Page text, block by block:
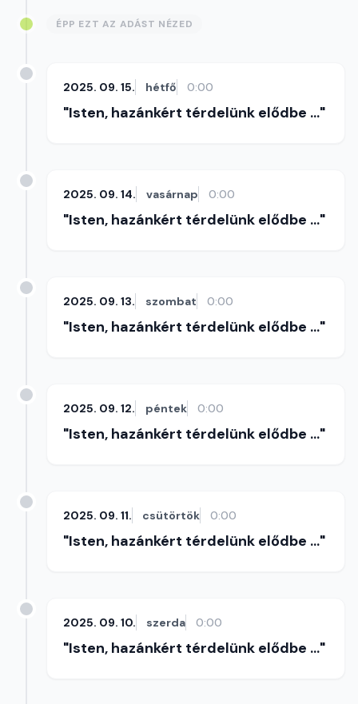
ÉPP EZT AZ ADÁST NÉZED
2025. 09. 15. hétfő 0:00
"Isten, hazánkért térdelünk elődbe ..."
2025. 09. 14. vasárnap 0:00
"Isten, hazánkért térdelünk elődbe ..."
2025. 09. 13. szombat 0:00
"Isten, hazánkért térdelünk elődbe ..."
2025. 09. 12. péntek 0:00
"Isten, hazánkért térdelünk elődbe ..."
2025. 09. 11. csütörtök 0:00
"Isten, hazánkért térdelünk elődbe ..."
2025. 09. 10. szerda 0:00
"Isten, hazánkért térdelünk elődbe ..."